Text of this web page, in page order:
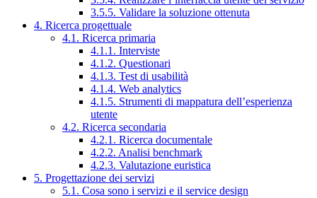
3.5.5. Validare la soluzione ottenuta
4. Ricerca progettuale
4.1. Ricerca primaria
4.1.1. Interviste
4.1.2. Questionari
4.1.3. Test di usabilità
4.1.4. Web analytics
4.1.5. Strumenti di mappatura dell’esperienza
utente
4.2. Ricerca secondaria
4.2.1. Ricerca documentale
4.2.2. Analisi benchmark
4.2.3. Valutazione euristica
5. Progettazione dei servizi
5.1. Cosa sono i servizi e il service design